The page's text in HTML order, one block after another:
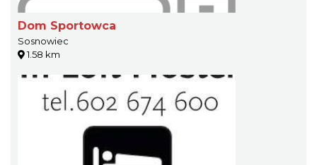
Dom Sportowca
Sosnowiec
1.58 km